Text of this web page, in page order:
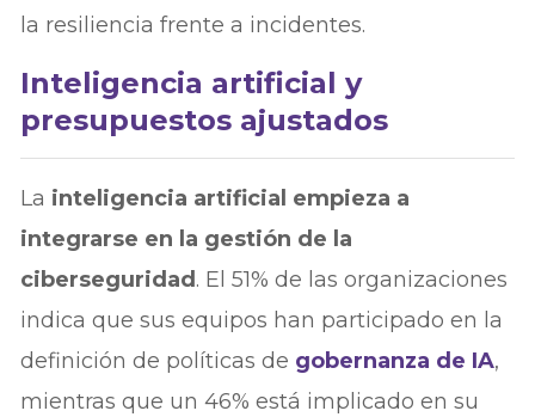
la resiliencia frente a incidentes.
Inteligencia artificial y
presupuestos ajustados
La inteligencia artificial empieza a
integrarse en la gestión de la
ciberseguridad . El 51% de las organizaciones
indica que sus equipos han participado en la
definición de políticas de gobernanza de IA,
mientras que un 46% está implicado en su